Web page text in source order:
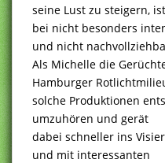
seine Lust zu steigern,
bei nicht besonders
und nicht
Als Michelle die
Hamburger
solche Produktionen
umzuhören und gerät
dabei schneller ins
und mit interessanten